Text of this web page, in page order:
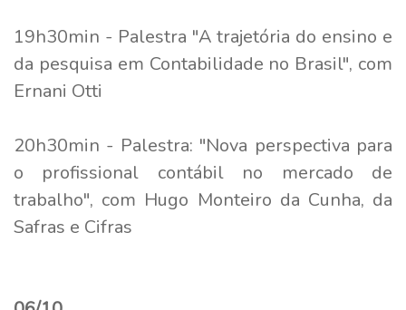
19h30min - Palestra "A trajetória do ensino e
da pesquisa em Contabilidade no Brasil", com
Ernani Otti
20h30min - Palestra: "Nova perspectiva para
o profissional contábil no mercado de
trabalho", com Hugo Monteiro da Cunha, da
Safras e Cifras